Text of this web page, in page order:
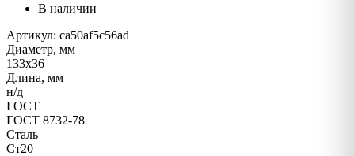
В наличии
Артикул: ca50af5c56ad
Диаметр, мм
133х36
Длина, мм
н/д
ГОСТ
ГОСТ 8732-78
Сталь
Ст20